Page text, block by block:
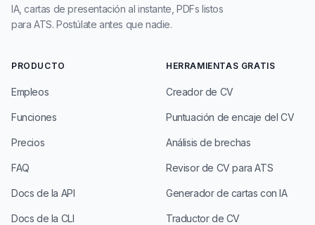
IA, cartas de presentación al instante, PDFs listos
para ATS. Postúlate antes que nadie.
PRODUCTO
Empleos
Funciones
Precios
FAQ
Docs de la API
Docs de la CLI
HERRAMIENTAS GRATIS
Creador de CV
Puntuación de encaje del CV
Análisis de brechas
Revisor de CV para ATS
Generador de cartas con IA
Traductor de CV